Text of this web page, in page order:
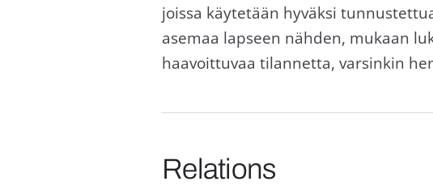
joissa käytetään hyväksi
asemaa lapseen nähden, mukaan
haavoittuvaa tilannetta, varsinkin
Relations